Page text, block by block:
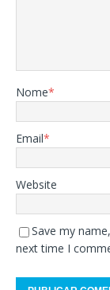
Nome*
Email*
Website
Save my
next time I